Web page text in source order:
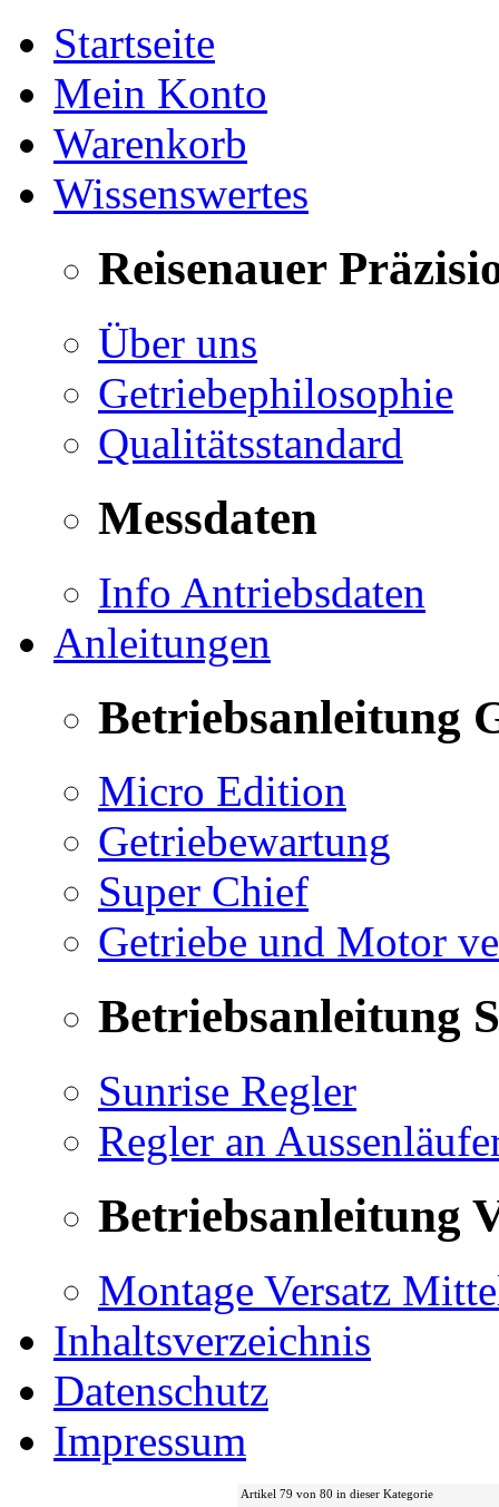
Startseite
Mein Konto
Warenkorb
Wissenswertes
Reisenauer
Über uns
Getriebephilosophie
Qualitätsstandard
Messdaten
Info Antriebsdaten
Anleitungen
Betriebsanleitung
Micro Edition
Getriebewartung
Super Chief
Getriebe und Motor
Betriebsanleitung
Sunrise Regler
Regler an
Betriebsanleitung
Montage Versatz
Inhaltsverzeichnis
Datenschutz
Impressum
Artikel 79 von 80 in dieser Kategorie